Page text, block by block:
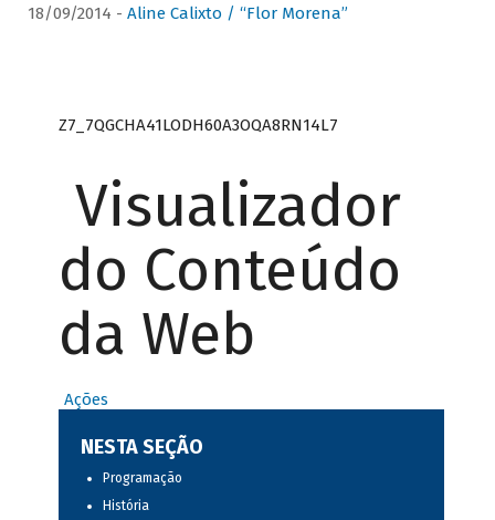
18/09/2014 - Aline Calixto / “Flor Morena”
Z7_7QGCHA41LODH60A3OQA8RN14L7
Visualizador
do Conteúdo
da Web
Ações
NESTA SEÇÃO
Programação
História